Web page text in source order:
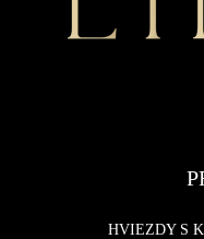
HVIEZDY S